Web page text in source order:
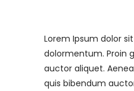
Lorem Ipsum dolor
dolormentum. Proin
auctor aliquet.
quis bibendum